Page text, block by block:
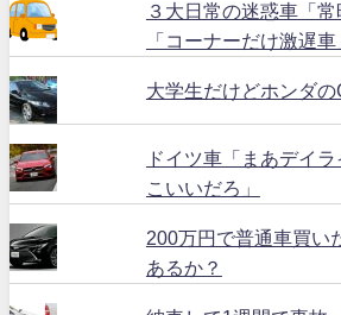
３大日常の迷惑車「常
「コーナーだけ激遅車
大学生だけどホンダ
ドイツ車「まあデイ
こいいだろ」
200万円で普通車買い
あるか？